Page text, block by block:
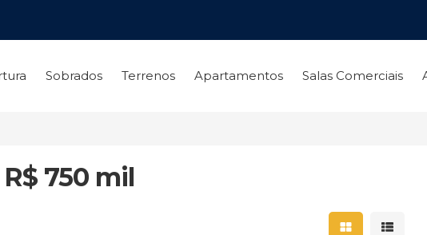
Sobrados Terrenos Apartamentos Salas Comerciais
750 mil
Mostrar